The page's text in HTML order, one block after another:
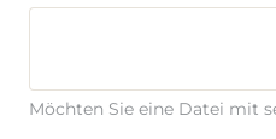
Möchten Sie eine Datei mit